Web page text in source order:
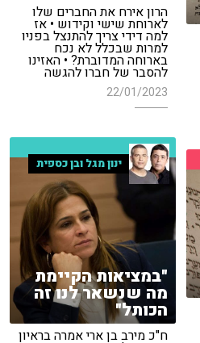
הרון אירח את החברים שלו
לארוחת שישי וקידוש • אז
למה דידי צריך להתנצל בפניו
למרות שבכלל לא נכח
בארוחה המדוברת? • האזינו
להסבר של חברו להגשה
22/01/2023
ינון מגל ובן כספית
"במציאות הקיימת
מה שנשאר לנו זה
הכותל"
ח"כ מירב בן ארי אמרה בראיון